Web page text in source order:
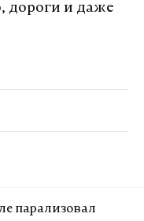
дороги и даже
парализовал